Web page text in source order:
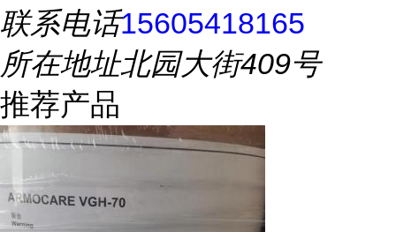
联系电话15605418165
所在地址北园大街409号
推荐产品